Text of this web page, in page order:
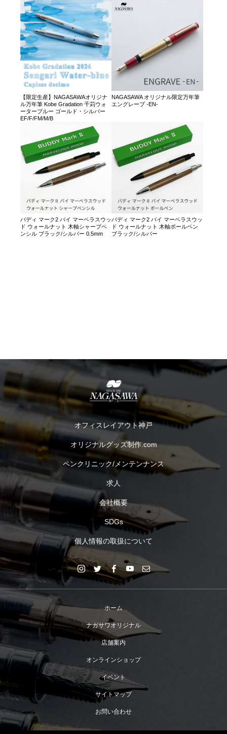
【限定生産】NAGASAWAオリジナ
ル万年筆 Kobe Gradation 千苅ウォ
ーターブルー ゴールド・シルバー
EF/F/FM/M/B
NAGASAWA オリジナル限定万年筆
エングレーブ -EN-
バディ マーク2 バイ マーベラスウッ
ド ウォールナット 木軸シャープペ
ンシル ブラック/シルバー 0.5mm
バディ マーク2 バイ マーベラスウッ
ド ウォールナット 木軸ボールペン
ブラック/シルバー
オフィスレイアウト神戸
オリジナルグッズ制作.com
ペンクリニック/メンテンナンス
求人
会社概要
SDGs
個人情報の取扱について
ホーム
ナガサワオリジナル
店舗案内
オンラインショップ
イベント
サイトマップ
お問い合わせ